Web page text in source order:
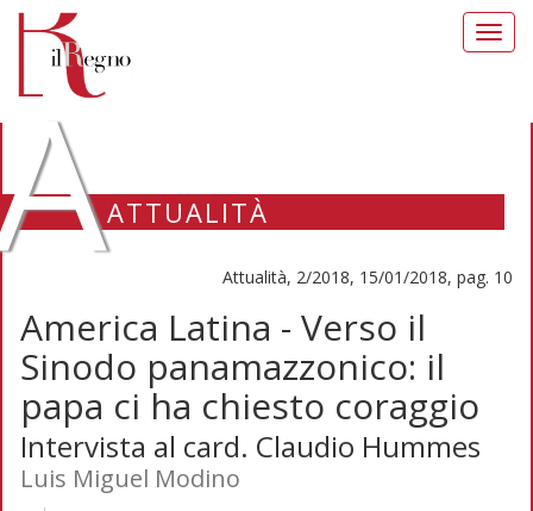
ATTUALITÀ
Attualità, 2/2018, 15/01/2018, pag. 10
America Latina - Verso il
Sinodo panamazzonico: il
papa ci ha chiesto coraggio
Intervista al card. Claudio Hummes
Luis Miguel Modino